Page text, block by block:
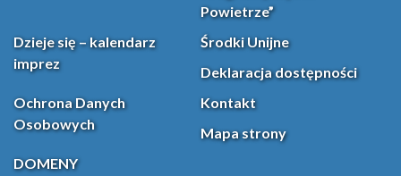
Powietrze”
Dzieje się – kalendarz
imprez
Środki Unijne
Deklaracja dostępności
Ochrona Danych
Osobowych
Kontakt
Mapa strony
DOMENY